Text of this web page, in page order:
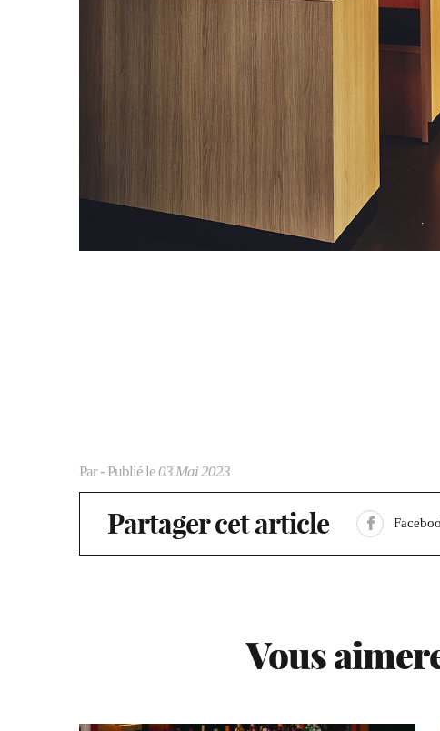
Par- Publié le03 Mai 2023
Partager cet article
Vous